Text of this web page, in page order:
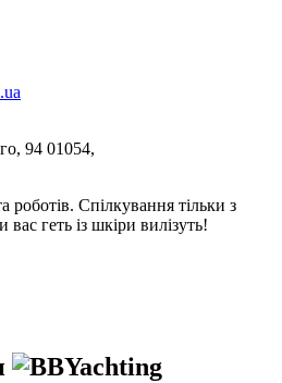
94 01054,
роботів. Спілкування тільки з
геть із шкіри вилізуть!